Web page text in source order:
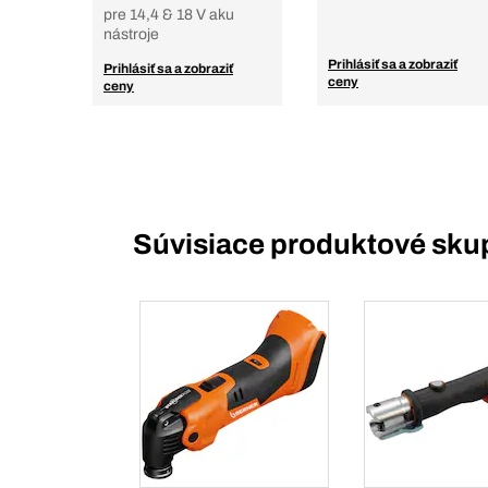
pre 14,4 & 18 V aku
nástroje
Prihlásiť sa a zobraziť
ceny
Prihlásiť sa a zobraziť
ceny
Súvisiace produktové